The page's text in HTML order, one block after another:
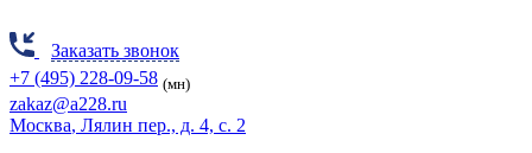
Заказать звонок
+7 (495) 228-09-58 (мн)
zakaz@a228.ru
Москва, Лялин пер., д. 4, с. 2